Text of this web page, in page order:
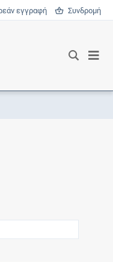
εγγραφή Συνδρομή